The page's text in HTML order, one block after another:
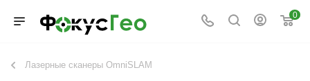
0
Лазерные сканеры OmniSLAM